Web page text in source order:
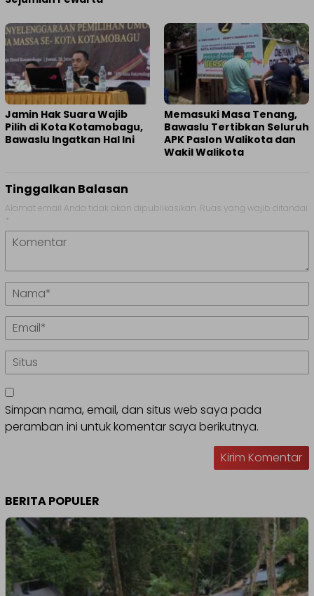
Jamin Hak Suara Wajib
Pilih di Kota Kotamobagu,
Bawaslu Ingatkan Hal Ini
Memasuki Masa Tenang,
Bawaslu Tertibkan Seluruh
APK Paslon Walikota dan
Wakil Walikota
Tinggalkan Balasan
Alamat email Anda tidak akan dipublikasikan. Ruas yang wajib ditandai
*
Simpan nama, email, dan situs web saya pada
peramban ini untuk komentar saya berikutnya.
BERITA POPULER